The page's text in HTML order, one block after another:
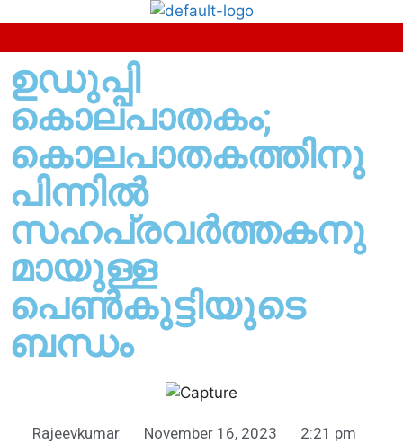
ഉഡുപ്പി
കൊലപാതകം;
കൊലപാതകത്തിനു
പിന്നില്‍
സഹപ്രവര്‍ത്തകനു
മായുള്ള
പെണ്‍കുട്ടിയുടെ
ബന്ധം
Rajeevkumar November 16, 2023 2:21 pm